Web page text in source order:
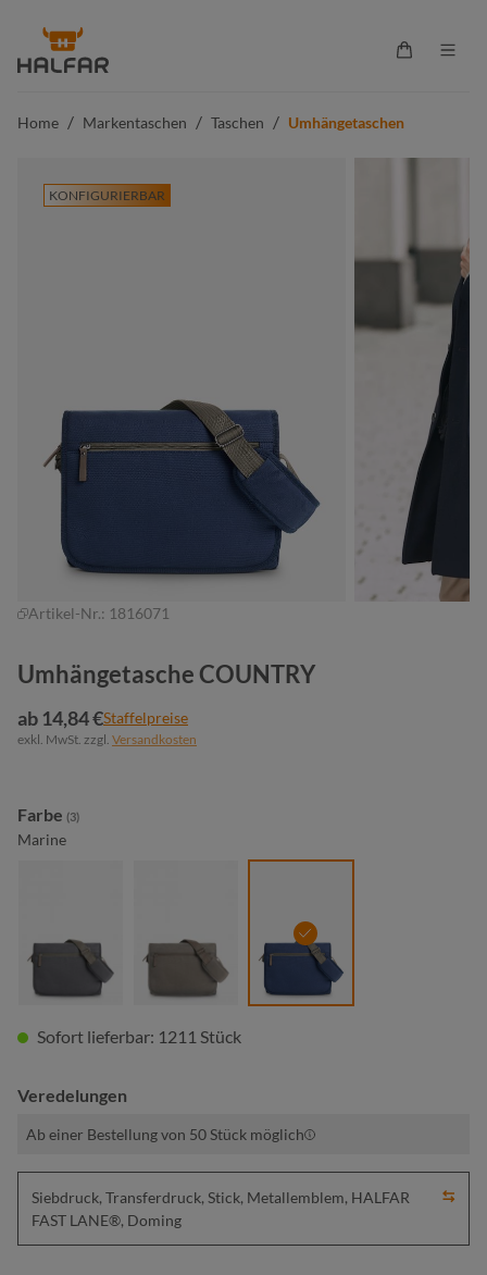
springen
Home / Markentaschen / Taschen / Umhängetaschen
KONFIGURIERBAR
Artikel-Nr.: 1816071
Umhängetasche COUNTRY
ab 14,84 €Staffelpreise
exkl. MwSt. zzgl. Versandkosten
Farbe auswählen
(3)
Marine
anthrazit khaki marine
Sofort lieferbar: 1211 Stück
Veredelungen
Ab einer Bestellung von 50 Stück möglich
Siebdruck, Transferdruck, Stick, Metallemblem, HALFAR
FAST LANE®, Doming